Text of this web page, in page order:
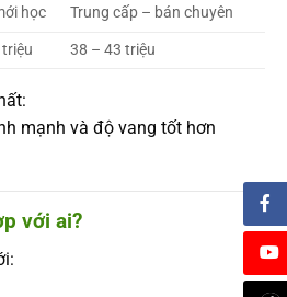
học
Trung cấp – bán chuyên
38 – 43 triệu
mạnh và độ vang tốt hơn
với ai?